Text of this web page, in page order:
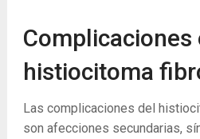
Complicaciones
histiocitoma
Las complicaciones del
son afecciones secundarias,